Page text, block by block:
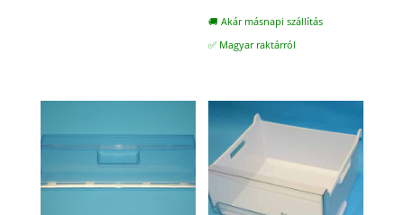
🚚 Akár másnapi szállítás
✅ Magyar raktárról